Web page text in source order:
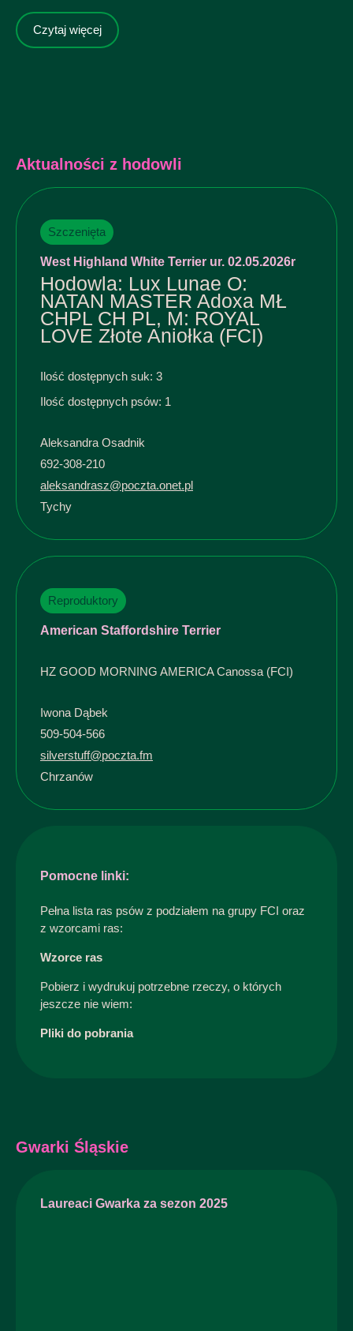
Czytaj więcej
Aktualności z hodowli
Szczenięta
West Highland White Terrier ur. 02.05.2026r
Hodowla: Lux Lunae O:
NATAN MASTER Adoxa MŁ
CHPL CH PL, M: ROYAL
LOVE Złote Aniołka (FCI)
Ilość dostępnych suk: 3
Ilość dostępnych psów: 1
Aleksandra Osadnik
692-308-210
aleksandrasz@poczta.onet.pl
Tychy
Reproduktory
American Staffordshire Terrier
HZ GOOD MORNING AMERICA Canossa (FCI)
Iwona Dąbek
509-504-566
silverstuff@poczta.fm
Chrzanów
Pomocne linki:
Pełna lista ras psów z podziałem na grupy FCI oraz
z wzorcami ras:
Wzorce ras
Pobierz i wydrukuj potrzebne rzeczy, o których
jeszcze nie wiem:
Pliki do pobrania
Gwarki Śląskie
Laureaci Gwarka za sezon 2025